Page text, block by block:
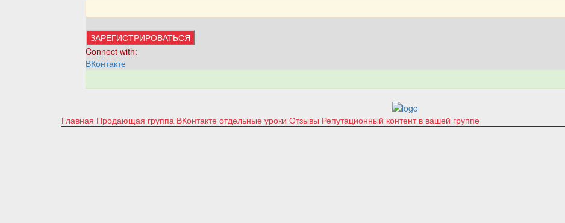
Connect with:
ВКонтакте
Главная Продающая группа ВКонтакте отдельные уроки Отзывы Репутационный контент в вашей группе